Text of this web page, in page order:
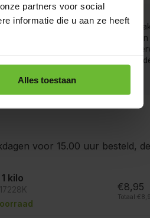
partners voor social
informatie die u aan ze heeft
Alles toestaan
van de Kruidenbaron worden
men ook producten met
gluten, sesam, soja en sulfiet
is het mogelijk dat producten
voor 15.00 uur besteld,
kilo
€8,95
Totaal: